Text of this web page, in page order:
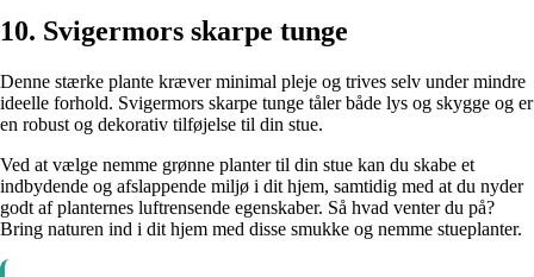
10. Svigermors skarpe tunge
Denne stærke plante kræver minimal pleje og trives selv under mindre
ideelle forhold. Svigermors skarpe tunge tåler både lys og skygge og er
en robust og dekorativ tilføjelse til din stue.
Ved at vælge nemme grønne planter til din stue kan du skabe et
indbydende og afslappende miljø i dit hjem, samtidig med at du nyder
godt af planternes luftrensende egenskaber. Så hvad venter du på?
Bring naturen ind i dit hjem med disse smukke og nemme stueplanter.